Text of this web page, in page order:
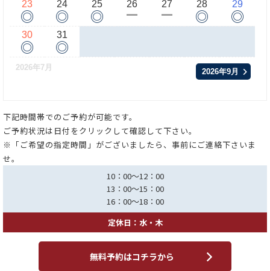
23
◎
24
◎
25
◎
26
ー
27
ー
28
◎
29
◎
30
◎
31
◎
2026年7月 2026年9月
下記時間帯でのご予約が可能です。
ご予約状況は日付をクリックして確認して下さい。
※「ご希望の指定時間」がございましたら、事前にご連絡下さいま
せ。
10：00～12：00
13：00～15：00
16：00～18：00
定休日：水・木
無料予約はコチラから